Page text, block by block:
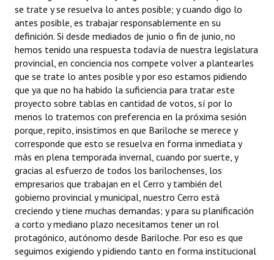
se trate y se resuelva lo antes posible; y cuando digo lo
antes posible, es trabajar responsablemente en su
definición. Si desde mediados de junio o fin de junio, no
hemos tenido una respuesta todavía de nuestra legislatura
provincial, en conciencia nos compete volver a plantearles
que se trate lo antes posible y por eso estamos pidiendo
que ya que no ha habido la suficiencia para tratar este
proyecto sobre tablas en cantidad de votos, sí por lo
menos lo tratemos con preferencia en la próxima sesión
porque, repito, insistimos en que Bariloche se merece y
corresponde que esto se resuelva en forma inmediata y
más en plena temporada invernal, cuando por suerte, y
gracias al esfuerzo de todos los barilochenses, los
empresarios que trabajan en el Cerro y también del
gobierno provincial y municipal, nuestro Cerro está
creciendo y tiene muchas demandas; y para su planificación
a corto y mediano plazo necesitamos tener un rol
protagónico, autónomo desde Bariloche. Por eso es que
seguimos exigiendo y pidiendo tanto en forma institucional